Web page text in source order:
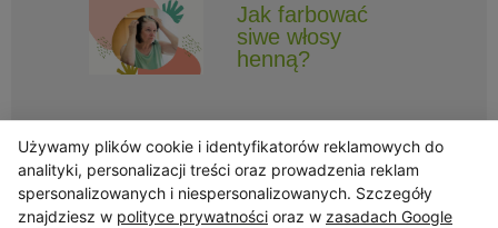
Jak farbować
siwe włosy
henną?
Obserwuj Triny, by nie ominęły Cię najlepsze promocje i informacje
Używamy plików cookie i identyfikatorów reklamowych do
analityki, personalizacji treści oraz prowadzenia reklam
spersonalizowanych i niespersonalizowanych. Szczegóły
znajdziesz w polityce prywatności oraz w zasadach Google